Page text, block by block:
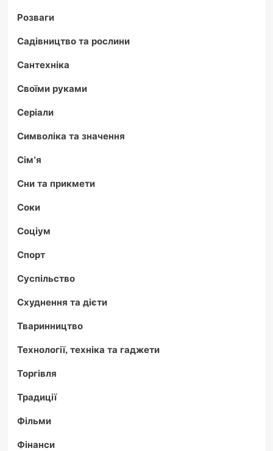
Розваги
Садівництво та рослини
Сантехніка
Своїми руками
Серіали
Символіка та значення
Сім'я
Сни та прикмети
Соки
Соціум
Спорт
Суспільство
Схуднення та дієти
Тваринництво
Технології, техніка та гаджети
Торгівля
Традиції
Фільми
Фінанси